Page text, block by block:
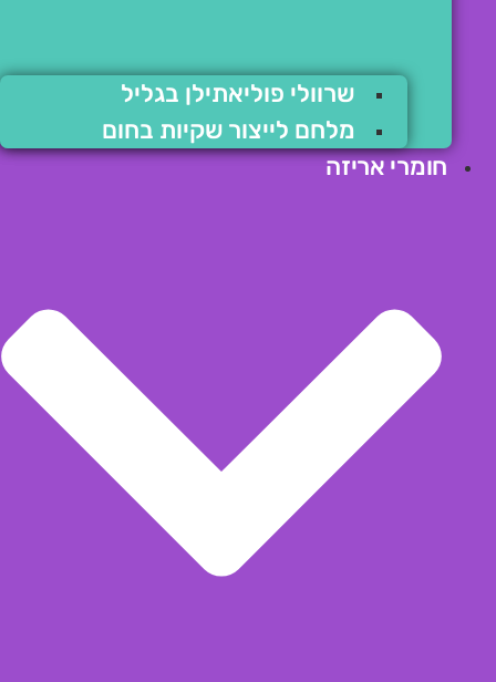
שרוולי פוליאתילן בגליל
מלחם לייצור שקיות בחום
חומרי אריזה